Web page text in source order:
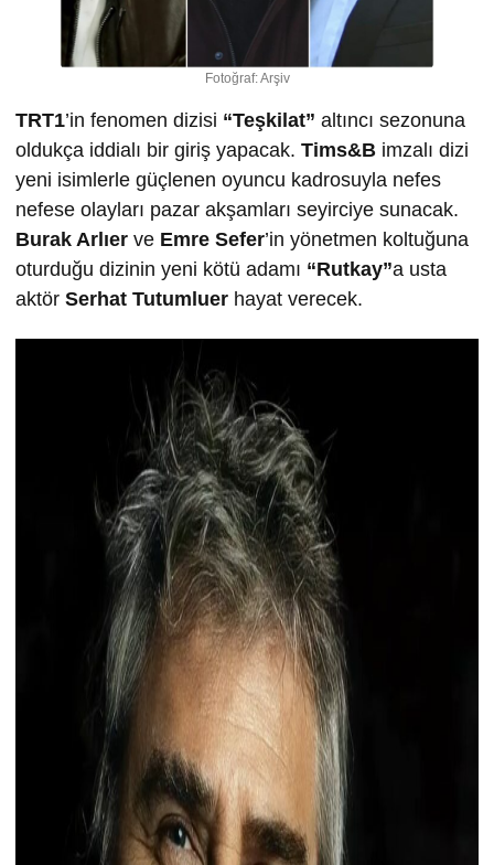
Fotoğraf: Arşiv
TRT1’in fenomen dizisi “Teşkilat” altıncı sezonuna
oldukça iddialı bir giriş yapacak. Tims&B imzalı dizi
yeni isimlerle güçlenen oyuncu kadrosuyla nefes
nefese olayları pazar akşamları seyirciye sunacak.
Burak Arlıer ve Emre Sefer’in yönetmen koltuğuna
oturduğu dizinin yeni kötü adamı “Rutkay”a usta
aktör Serhat Tutumluer hayat verecek.